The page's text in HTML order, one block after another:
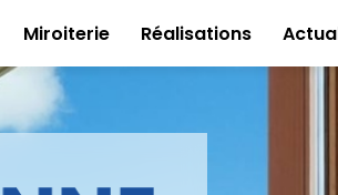
Miroiterie Réalisations